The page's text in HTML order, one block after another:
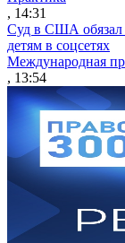
, 14:31
Суд в США обязал
детям в соцсетях
Международная
, 13:54